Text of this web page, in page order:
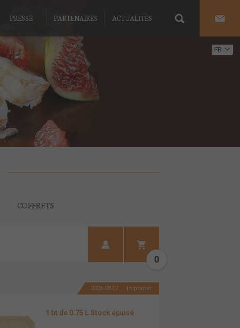
PRESSE PARTENAIRES ACTUALITÉS
FR
COFFRETS
0
2026-08-07 Imprimer
1 bt de 0.75 L Stock épuisé